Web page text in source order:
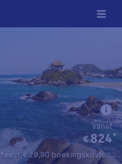
€824*
vanaf
*excl. € 29,90 boekingskosten.